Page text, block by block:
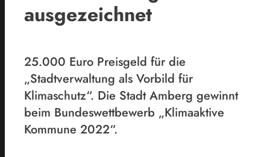
ausgezeichnet
25.000 Euro Preisgeld für die
„Stadtverwaltung als Vorbild für
Klimaschutz“. Die Stadt Amberg gewinnt
beim Bundeswettbewerb „Klimaaktive
Kommune 2022“.